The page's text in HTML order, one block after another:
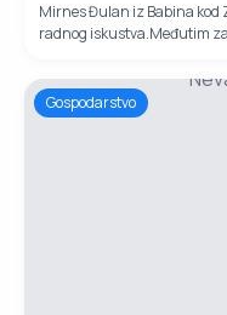
Mirnes Đulan iz Babina kod
radnog iskustva.Međutim
Gospodarstvo